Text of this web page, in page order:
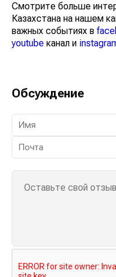
Смотрите больше
Казахстана на нашем
важных событиях в
youtube канал и
Обсуждение